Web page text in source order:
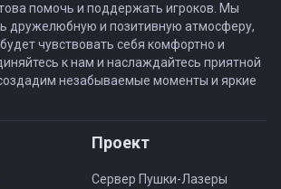
помочь и поддержать игроков. Мы
дружелюбную и позитивную атмосферу,
чувствовать себя комфортно и
к нам и наслаждайтесь приятной
незабываемые моменты и яркие
Проект
Сервер Пушки-Лазеры